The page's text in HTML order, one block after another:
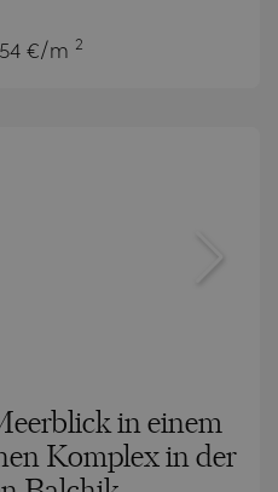
€/m 2
in einem
Komplex in der